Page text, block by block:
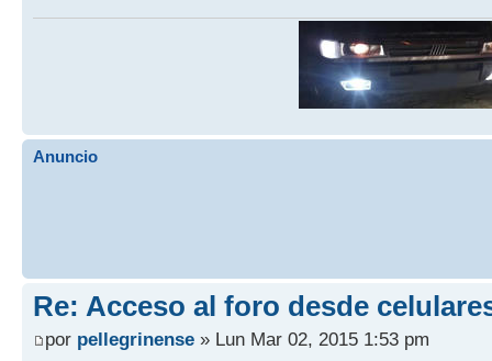
Anuncio
Re: Acceso al foro desde
por pellegrinense » Lun Mar 02, 2015 1:53 pm